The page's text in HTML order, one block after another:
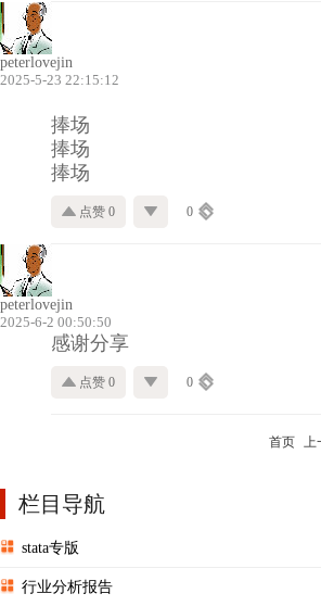
peterlovejin
2025-5-23 22:15:12
捧场
捧场
捧场
点赞 0 0
peterlovejin
2025-6-2 00:50:50
感谢分享
点赞 0 0
首页
栏目导航
stata专版
行业分析报告